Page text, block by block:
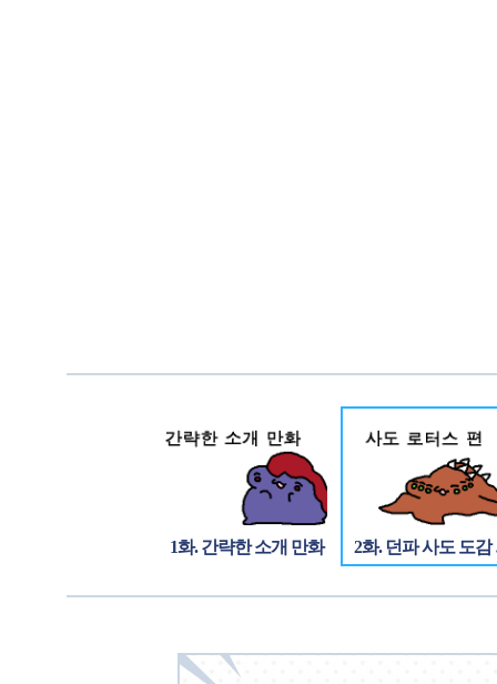
1화. 간략한 소개 만화 2